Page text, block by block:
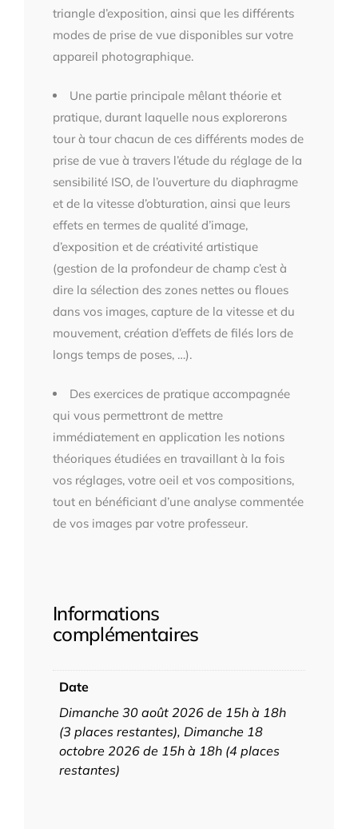
triangle d’exposition, ainsi que les différents
modes de prise de vue disponibles sur votre
appareil photographique.
Une partie principale mêlant théorie et
pratique, durant laquelle nous explorerons
tour à tour chacun de ces différents modes de
prise de vue à travers l’étude du réglage de la
sensibilité ISO, de l’ouverture du diaphragme
et de la vitesse d’obturation, ainsi que leurs
effets en termes de qualité d’image,
d’exposition et de créativité artistique
(gestion de la profondeur de champ c’est à
dire la sélection des zones nettes ou floues
dans vos images, capture de la vitesse et du
mouvement, création d’effets de filés lors de
longs temps de poses, …).
Des exercices de pratique accompagnée
qui vous permettront de mettre
immédiatement en application les notions
théoriques étudiées en travaillant à la fois
vos réglages, votre oeil et vos compositions,
tout en bénéficiant d’une analyse commentée
de vos images par votre professeur.
Informations
complémentaires
Date
Dimanche 30 août 2026 de 15h à 18h
(3 places restantes), Dimanche 18
octobre 2026 de 15h à 18h (4 places
restantes)